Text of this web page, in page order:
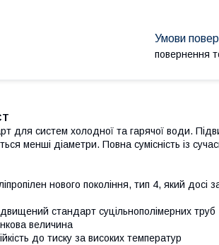
повернення
для систем холодної та гарячої води.
менші діаметри. Повна сумісність із
нового покоління, тип 4, який досі
стандарт суцільнополімерних труб
величина
до тиску за високих температур